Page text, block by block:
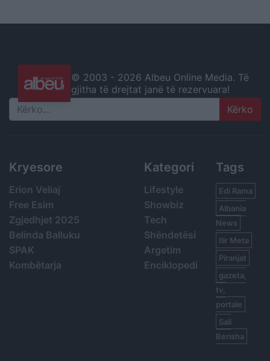
© 2003 - 2026 Albeu Online Media. Të
gjitha të drejtat janë të rezervuara!
Search
Kryesore
Erion Veliaj
Free Esim
Zgjedhjet 2025
Belinda Balluku
SPAK
Kombëtarja
Kategori
Lifestyle
Showbiz
Tech
Shëndetësi
Argetim
Enciklopedi
Tags
Edi Rama
Albania
News
Ilir Meta
Piranjat
gazeta,
tv,
portale
Sali
Berisha